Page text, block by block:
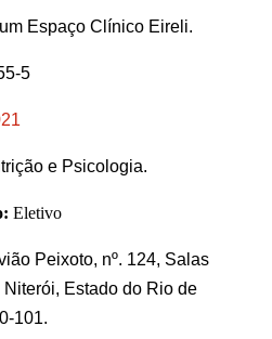
Espaço Clínico Eireli.
5
e Psicologia.
Eletivo
Peixoto, nº. 124, Salas
Estado do Rio de
101.